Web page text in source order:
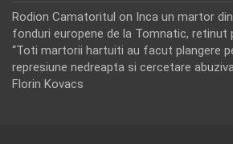
Rodion Camatoritul on Inca un martor
fonduri europene de la Tomnatic, retinut
“Toti martorii hartuiti au facut plangere
represiune nedreapta si cercetare
Florin Kovacs